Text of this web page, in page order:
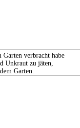
Garten verbracht habe
Unkraut zu jäten,
Garten.